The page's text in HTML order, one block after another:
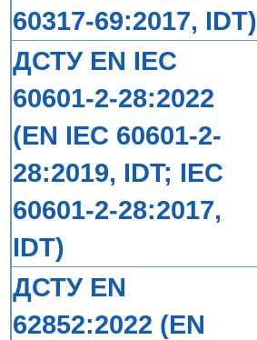
60317-69:2017, IDT)
ДСТУ EN IEC
60601-2-28:2022
(EN IEC 60601-2-
28:2019, IDT; IEC
60601-2-28:2017,
IDT)
ДСТУ EN
62852:2022 (EN